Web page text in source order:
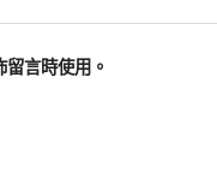
言時使用。